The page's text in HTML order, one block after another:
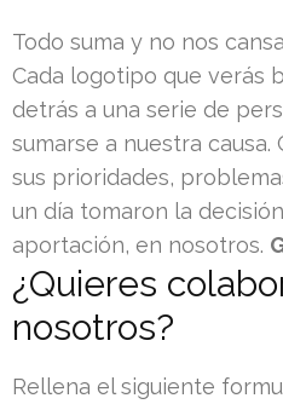
Todo suma y no nos
Cada logotipo que verás
detrás a una serie de
sumarse a nuestra
sus prioridades,
un día tomaron la
aportación, en nosotros.
¿Quieres
nosotros?
Rellena el siguiente